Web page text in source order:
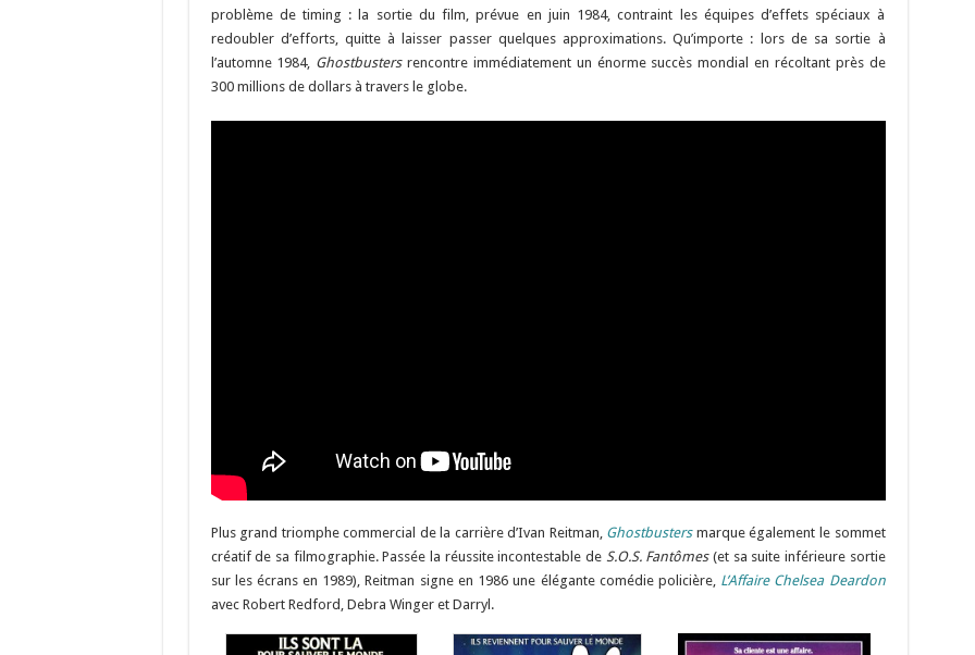
problème de timing : la sortie du film, prévue en juin 1984, contraint les équipes d’effets spéciaux à
redoubler d’efforts, quitte à laisser passer quelques approximations. Qu’importe : lors de sa sortie à
l’automne 1984, Ghostbustersrencontre immédiatement un énorme succès mondial en récoltant près de
300 millions de dollars à travers le globe.
Plus grand triomphe commercial de la carrière d’Ivan Reitman, Ghostbusters marque également le sommet
créatif de sa filmographie. Passée la réussite incontestable de S.O.S. Fantômes(et sa suite inférieure sortie
sur les écrans en 1989), Reitman signe en 1986 une élégante comédie policière, L’Affaire Chelsea Deardon
avec Robert Redford, Debra Winger et Darryl.